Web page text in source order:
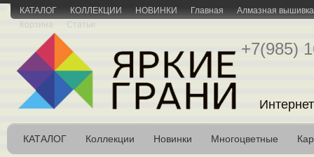
КАТАЛОГ КОЛЛЕКЦИИ НОВИНКИ Главная
Алмазная вышивка
Корзина
Статьи
+7(985)
КАТАЛОГ Коллекции Новинки Многоцветные